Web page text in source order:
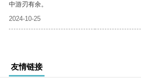
中游刃有余。
2024-10-25
友情链接